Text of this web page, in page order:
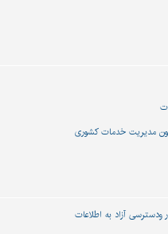
و‌دسترسی آزاد به اطلاعات